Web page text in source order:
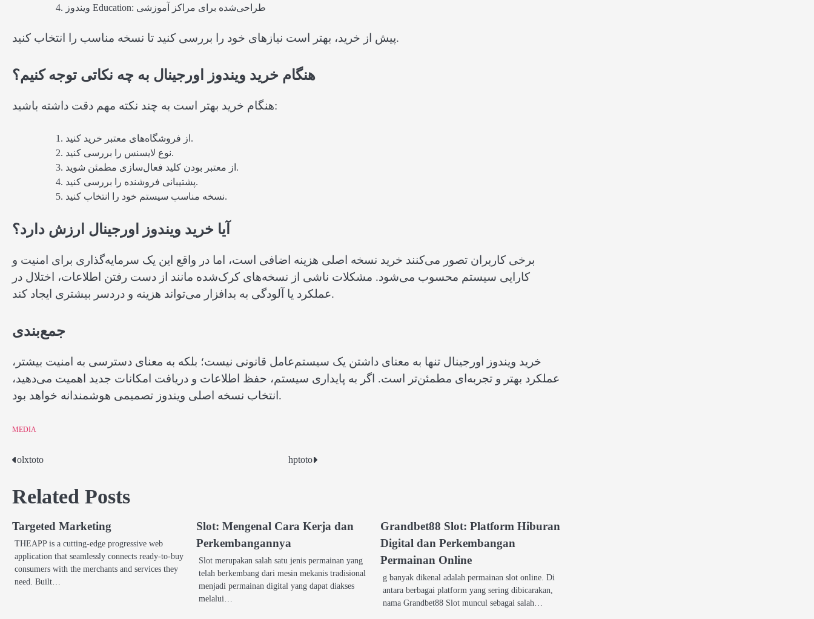
ویندوز Education: طراحی‌شده برای مراکز آموزشی
پیش از خرید، بهتر است نیازهای خود را بررسی کنید تا نسخه مناسب را انتخاب کنید.
هنگام خرید ویندوز اورجینال به چه نکاتی توجه کنیم؟
هنگام خرید بهتر است به چند نکته مهم دقت داشته باشید:
از فروشگاه‌های معتبر خرید کنید.
نوع لایسنس را بررسی کنید.
از معتبر بودن کلید فعال‌سازی مطمئن شوید.
پشتیبانی فروشنده را بررسی کنید.
نسخه مناسب سیستم خود را انتخاب کنید.
آیا خرید ویندوز اورجینال ارزش دارد؟
برخی کاربران تصور می‌کنند خرید نسخه اصلی هزینه اضافی است، اما در واقع این یک سرمایه‌گذاری برای امنیت و
کارایی سیستم محسوب می‌شود. مشکلات ناشی از نسخه‌های کرک‌شده مانند از دست رفتن اطلاعات، اختلال در
عملکرد یا آلودگی به بدافزار می‌تواند هزینه و دردسر بیشتری ایجاد کند.
جمع‌بندی
خرید ویندوز اورجینال تنها به معنای داشتن یک سیستم‌عامل قانونی نیست؛ بلکه به معنای دسترسی به امنیت بیشتر،
عملکرد بهتر و تجربه‌ای مطمئن‌تر است. اگر به پایداری سیستم، حفظ اطلاعات و دریافت امکانات جدید اهمیت می‌دهید،
انتخاب نسخه اصلی ویندوز تصمیمی هوشمندانه خواهد بود.
MEDIA
Post
olxtoto hptoto
Related Posts
Targeted Marketing
THEAPP is a cutting-edge progressive web
application that seamlessly connects ready-to-buy
consumers with the merchants and services they
need. Built…
Slot: Mengenal Cara Kerja dan
Perkembangannya
Slot merupakan salah satu jenis permainan yang
telah berkembang dari mesin mekanis tradisional
menjadi permainan digital yang dapat diakses
melalui…
Grandbet88 Slot: Platform Hiburan
Digital dan Perkembangan
Permainan Online
g banyak dikenal adalah permainan slot online. Di
antara berbagai platform yang sering dibicarakan,
nama Grandbet88 Slot muncul sebagai salah…